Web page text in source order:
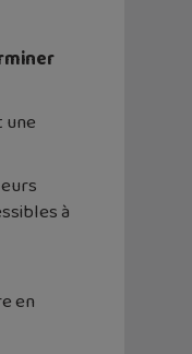
une
à
en